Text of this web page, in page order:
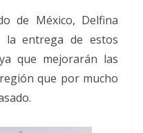
de México, Delfina
la entrega de estos
que mejorarán las
que por mucho